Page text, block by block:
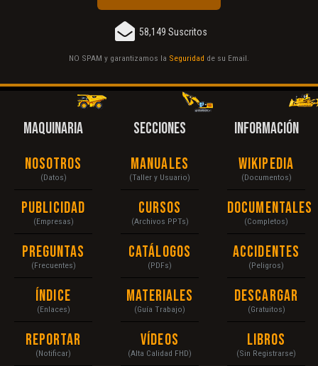
58,149 Suscritos
NO SPAM y garantizamos la Seguridad de su Email.
MAQUINARIA
Nosotros
(Datos)
Publicidad
(Empresas)
Preguntas
(Frecuentes)
Índice
(Enlaces)
Reportar
(Notificar)
SECCIONES
Manuales
(Taller y Usuario)
Cursos
(Archivos PPTs)
Catálogos
(PDFs)
Materiales
(Guía Trabajo)
Vídeos
(Alta Calidad FHD)
INFORMACIÓN
Wikipedia
(Documentos)
Documentales
(Completos)
Accidentes
(Peligros)
Descargar
(Gratuitos)
Libros
(Sin Registrarse)